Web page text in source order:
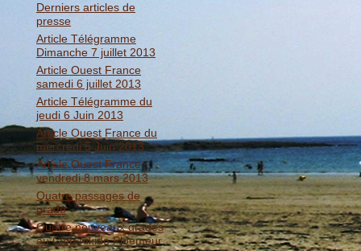
Derniers articles de
presse
Article Télégramme
Dimanche 7 juillet 2013
Article Ouest France
samedi 6 juillet 2013
Article Télégramme du
jeudi 6 Juin 2013
Article Ouest France du
mercredi 5 Juin 2013
Article Ouest France
vendredi 8 mars 2013
Quatre passages de
grade
Quatre nouveaux gradés
au Club Aïkido Ploemeur